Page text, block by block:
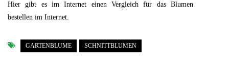
Hier gibt es im Internet einen Vergleich für das Blumen
bestellen im Internet.
GARTENBLUME SCHNITTBLUMEN